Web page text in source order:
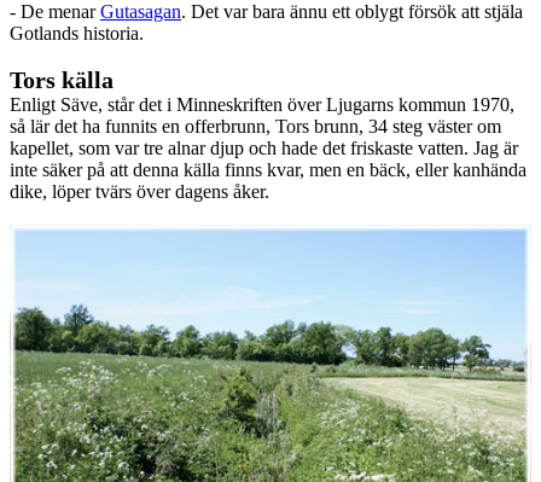
- De menarGutasagan. Det var bara ännu ett oblygt försök att stjäla
Gotlands historia.
Tors källa
Enligt Säve, står det i Minneskriften över Ljugarns kommun 1970,
så lär det ha funnits en offerbrunn, Tors brunn, 34 steg väster om
kapellet, som var tre alnar djup och hade det friskaste vatten. Jag är
inte säker på att denna källa finns kvar, men en bäck, eller kanhända
dike, löper tvärs över dagens åker.